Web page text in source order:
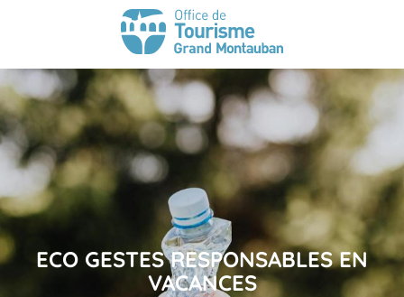
ECO GESTES RESPONSABLES EN
VACANCES